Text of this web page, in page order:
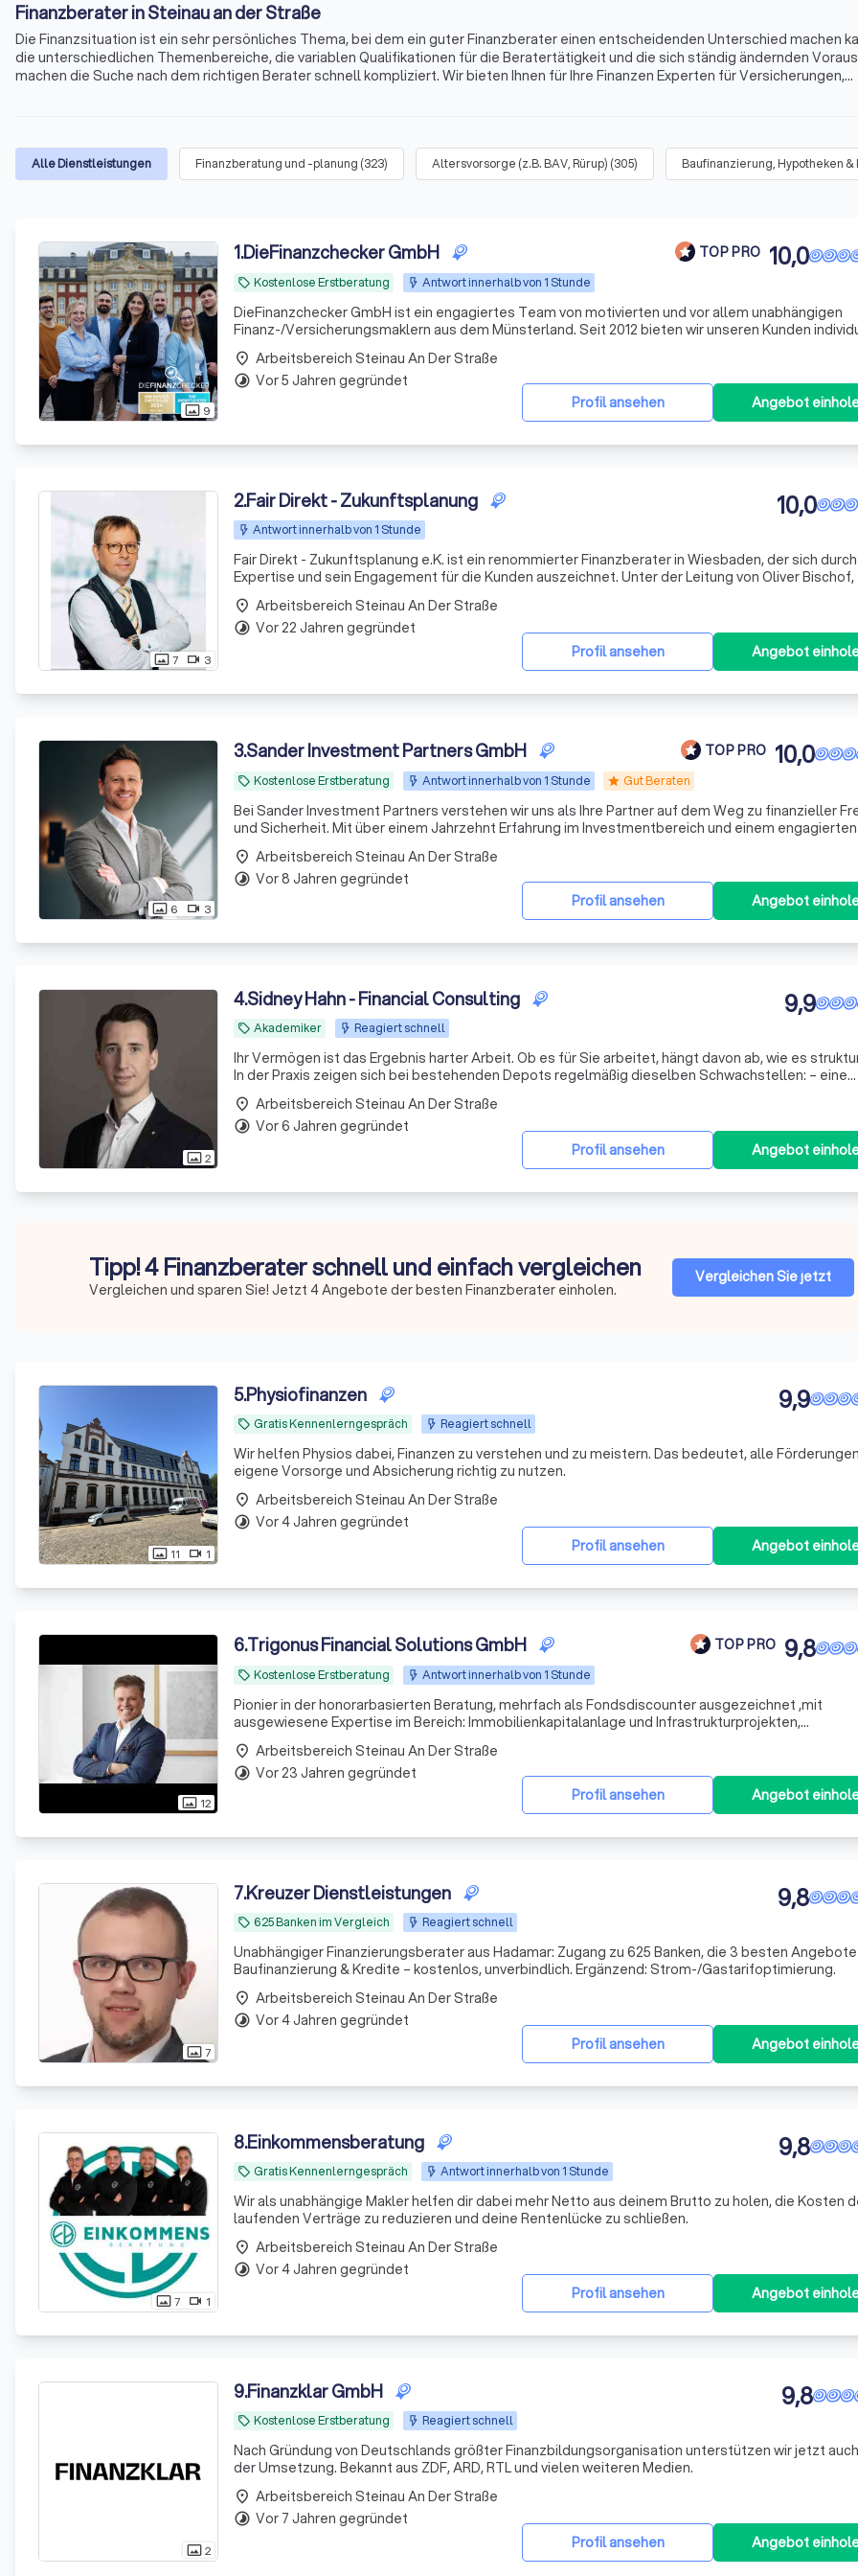
Finanzberater in Steinau an der Straße
Die Finanzsituation ist ein sehr persönliches Thema, bei dem ein guter Finanzberater einen entscheidenden Unterschied machen
die unterschiedlichen Themenbereiche, die variablen Qualifikationen für die Beratertätigkeit und die sich ständig ändernden
machen die Suche nach dem richtigen Berater schnell kompliziert. Wir bieten Ihnen für Ihre Finanzen Experten für Versicherungen,
Alle Dienstleistungen Finanzberatung und -planung (323) Altersvorsorge (z.B. BAV, Rürup) (305) Baufinanzierung, Hypotheken &
photo_size_select_actual 9
1.DieFinanzchecker GmbH TOP PRO
local_offer Kostenlose Erstberatung Antwort innerhalb von 1 Stunde
10,0
DieFinanzchecker GmbH ist ein engagiertes Team von motivierten und vor allem unabhängigen
Finanz-/Versicherungsmaklern aus dem Münsterland. Seit 2012 bieten wir unseren Kunden
und zielorientierte Produkte an, wobei wir den Fokus auf Transparenz und Verständlichkeit setzen.
sind uns
Profil ansehen
Angebot
place Arbeitsbereich Steinau An Der Straße
timelapse Vor 5 Jahren gegründet
photo_size_select_actual7 videocam 3
2.Fair Direkt - Zukunftsplanung
Antwort innerhalb von 1 Stunde
10,0
Fair Direkt - Zukunftsplanung e.K. ist ein renommierter Finanzberater in Wiesbaden, der sich
Expertise und sein Engagement für die Kunden auszeichnet. Unter der Leitung von Oliver Bischof,
erfahrenen Betriebswirt für betriebliche Altersversorgung, bietet Fair Direkt eine umfassende
Profil ansehen Angebot
place Arbeitsbereich Steinau An Der Straße
timelapse Vor 22 Jahren gegründet
photo_size_select_actual 6 videocam 3
3.Sander Investment Partners GmbH TOP PRO
local_offer Kostenlose Erstberatung Antwort innerhalb von 1 Stunde star Gut Beraten
10,0
Bei Sander Investment Partners verstehen wir uns als Ihre Partner auf dem Weg zu finanzieller
und Sicherheit. Mit über einem Jahrzehnt Erfahrung im Investmentbereich und einem engagierten
aus Experten bieten wir maßgeschneiderte Anlagestrategien, die perfekt auf Ihre individuellen
Profil ansehen Angebot
place Arbeitsbereich Steinau An Der Straße
timelapse Vor 8 Jahren gegründet
photo_size_select_actual2
4.Sidney Hahn - Financial Consulting
local_offer Akademiker Reagiert schnell
9,9
Ihr Vermögen ist das Ergebnis harter Arbeit. Ob es für Sie arbeitet, hängt davon ab, wie es
In der Praxis zeigen sich bei bestehenden Depots regelmäßig dieselben Schwachstellen: – eine
Profil ansehen Angebot
place Arbeitsbereich Steinau An Der Straße
timelapse Vor 6 Jahren gegründet
Tipp! 4 Finanzberater schnell und einfach vergleichen
Vergleichen und sparen Sie! Jetzt 4 Angebote der besten Finanzberater einholen.
Vergleichen Sie jetzt
photo_size_select_actual 11 videocam 1
5.Physiofinanzen
local_offer Gratis Kennenlerngespräch Reagiert schnell
9,9
Wir helfen Physios dabei, Finanzen zu verstehen und zu meistern. Das bedeutet, alle
eigene Vorsorge und Absicherung richtig zu nutzen.
Profil ansehen Angebot
place Arbeitsbereich Steinau An Der Straße
timelapse Vor 4 Jahren gegründet
photo_size_select_actual 12
6.Trigonus Financial Solutions GmbH TOP PRO
local_offer Kostenlose Erstberatung Antwort innerhalb von 1 Stunde
9,8
Pionier in der honorarbasierten Beratung, mehrfach als Fondsdiscounter ausgezeichnet ,mit
ausgewiesene Expertise im Bereich: Immobilienkapitalanlage und Infrastrukturprojekten,
Edelmetallexperte.
Profil ansehen Angebot
place Arbeitsbereich Steinau An Der Straße
timelapse Vor 23 Jahren gegründet
photo_size_select_actual7
7.Kreuzer Dienstleistungen
local_offer 625 Banken im Vergleich Reagiert schnell
9,8
Unabhängiger Finanzierungsberater aus Hadamar: Zugang zu 625 Banken, die 3 besten
Baufinanzierung & Kredite – kostenlos, unverbindlich. Ergänzend: Strom-/Gastarifoptimierung.
Profil ansehen Angebot
place Arbeitsbereich Steinau An Der Straße
timelapse Vor 4 Jahren gegründet
photo_size_select_actual7 videocam 1
8.Einkommensberatung
local_offer Gratis Kennenlerngespräch Antwort innerhalb von 1 Stunde
9,8
Wir als unabhängige Makler helfen dir dabei mehr Netto aus deinem Brutto zu holen, die Kosten
laufenden Verträge zu reduzieren und deine Rentenlücke zu schließen.
Profil ansehen Angebot
place Arbeitsbereich Steinau An Der Straße
timelapse Vor 4 Jahren gegründet
photo_size_select_actual2
9.Finanzklar GmbH
local_offer Kostenlose Erstberatung Reagiert schnell
9,8
Nach Gründung von Deutschlands größter Finanzbildungsorganisation unterstützen wir jetzt
der Umsetzung. Bekannt aus ZDF, ARD, RTL und vielen weiteren Medien.
Profil ansehen Angebot
place Arbeitsbereich Steinau An Der Straße
timelapse Vor 7 Jahren gegründet